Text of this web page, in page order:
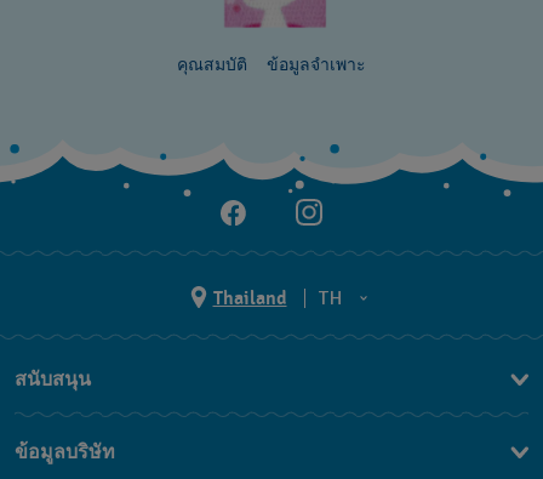
คุณสมบัติ ข้อมูลจำเพาะ
Thailand
TH
TH
สนับสนุน
ข้อมูลบริษัท